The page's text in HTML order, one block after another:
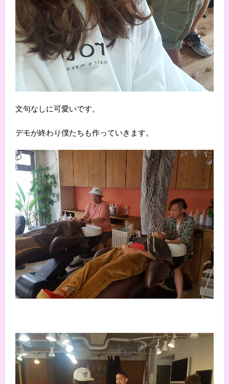
文句なしに可愛いです。
デモが終わり僕たちも作っていきます。